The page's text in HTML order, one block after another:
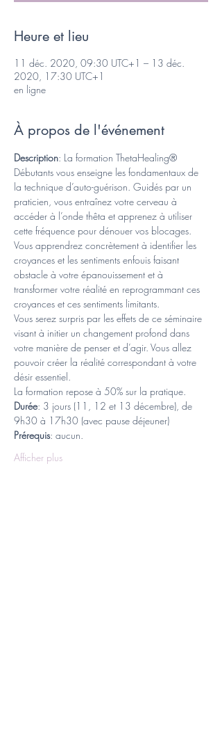
Heure et lieu
11 déc. 2020, 09:30 UTC+1 – 13 déc.
2020, 17:30 UTC+1
en ligne
À propos de l'événement
Description: La formation ThetaHealing®
Débutants vous enseigne les fondamentaux de
la technique d’auto-guérison. Guidés par un
praticien, vous entraînez votre cerveau à
accéder à l’onde thêta et apprenez à utiliser
cette fréquence pour dénouer vos blocages.
Vous apprendrez concrètement à identifier les
croyances et les sentiments enfouis faisant
obstacle à votre épanouissement et à
transformer votre réalité en reprogrammant ces
croyances et ces sentiments limitants.
Vous serez surpris par les effets de ce séminaire
visant à initier un changement profond dans
votre manière de penser et d’agir. Vous allez
pouvoir créer la réalité correspondant à votre
désir essentiel.
La formation repose à 50% sur la pratique.
Durée: 3 jours (11, 12 et 13 décembre), de
9h30 à 17h30 (avec pause déjeuner)
Prérequis: aucun.
Afficher plus